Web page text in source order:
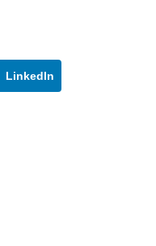
LinkedIn